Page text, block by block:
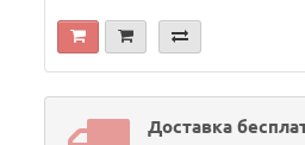
Доставка